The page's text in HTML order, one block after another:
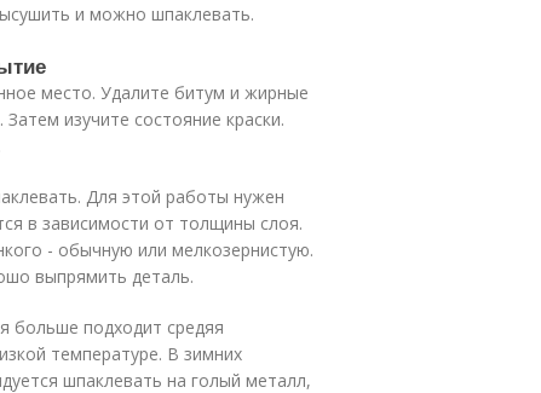
и можно шпаклевать.
место. Удалите битум и жирные
изучите состояние краски.
Для этой работы нужен
в зависимости от толщины слоя.
- обычную или мелкозернистую.
выпрямить деталь.
больше подходит средяя
температуре. В зимних
шпаклевать на голый металл,